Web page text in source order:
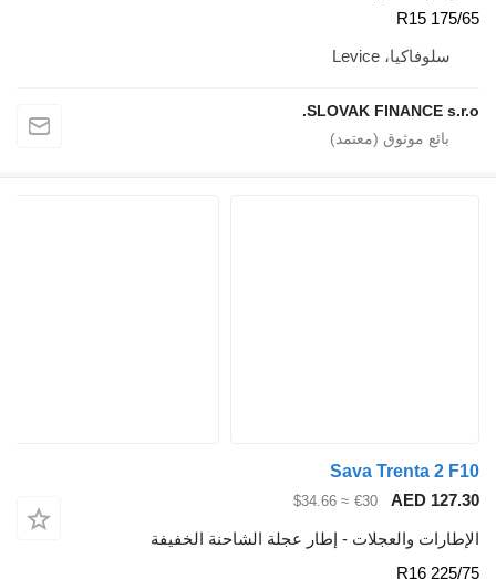
SLOVAK
Sava
€30
≈ $34.66
والعجلات - إطار عجلة الشاحنة الخفيفة